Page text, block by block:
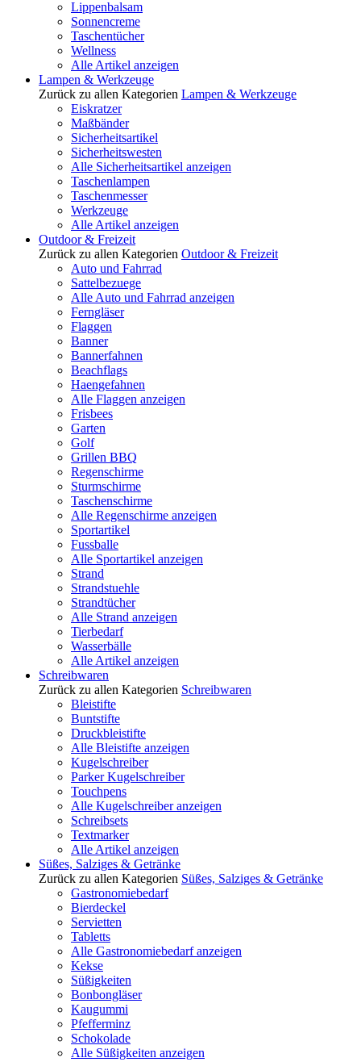
Lippenbalsam
Sonnencreme
Taschentücher
Wellness
Alle Artikel anzeigen
Lampen & Werkzeuge
Zurück zu allen Kategorien Lampen & Werkzeuge
Eiskratzer
Maßbänder
Sicherheitsartikel
Sicherheitswesten
Alle Sicherheitsartikel anzeigen
Taschenlampen
Taschenmesser
Werkzeuge
Alle Artikel anzeigen
Outdoor & Freizeit
Zurück zu allen Kategorien Outdoor & Freizeit
Auto und Fahrrad
Sattelbezuege
Alle Auto und Fahrrad anzeigen
Ferngläser
Flaggen
Banner
Bannerfahnen
Beachflags
Haengefahnen
Alle Flaggen anzeigen
Frisbees
Garten
Golf
Grillen BBQ
Regenschirme
Sturmschirme
Taschenschirme
Alle Regenschirme anzeigen
Sportartikel
Fussballe
Alle Sportartikel anzeigen
Strand
Strandstuehle
Strandtücher
Alle Strand anzeigen
Tierbedarf
Wasserbälle
Alle Artikel anzeigen
Schreibwaren
Zurück zu allen Kategorien Schreibwaren
Bleistifte
Buntstifte
Druckbleistifte
Alle Bleistifte anzeigen
Kugelschreiber
Parker Kugelschreiber
Touchpens
Alle Kugelschreiber anzeigen
Schreibsets
Textmarker
Alle Artikel anzeigen
Süßes, Salziges & Getränke
Zurück zu allen Kategorien Süßes, Salziges & Getränke
Gastronomiebedarf
Bierdeckel
Servietten
Tabletts
Alle Gastronomiebedarf anzeigen
Kekse
Süßigkeiten
Bonbongläser
Kaugummi
Pfefferminz
Schokolade
Alle Süßigkeiten anzeigen